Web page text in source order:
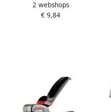
ontnieter 25vel STRC2115
grijs
2 webshops
€ 9,84